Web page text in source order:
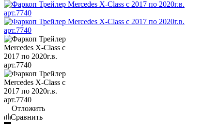
Отложить
Сравнить